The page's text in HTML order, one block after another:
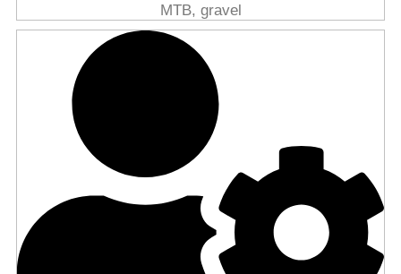
MTB, gravel